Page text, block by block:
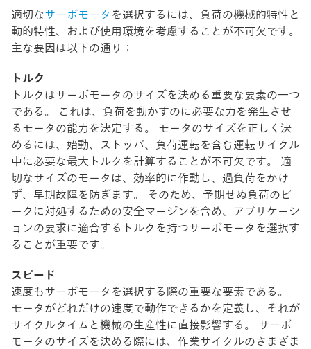
適切なサーボモータ を選択するには、負荷の機械的特性と
動的特性、および使用環境を考慮することが不可欠です。
主な要因は以下の通り：
トルク
トルクはサーボモータのサイズを決める重要な要素の一つ
である。 これは、負荷を動かすのに必要な力を発生させ
るモータの能力を決定する。 モータのサイズを正しく決
めるには、始動、ストッパ、負荷運転を含む運転サイクル
中に必要な最大トルクを計算することが不可欠です。 適
切なサイズのモータは、効率的に作動し、過負荷をかけ
ず、早期故障を防ぎます。 そのため、予期せぬ負荷のピ
ークに対処するための安全マージンを含め、アプリケーシ
ョンの要求に適合するトルクを持つサーボモータを選択す
ることが重要です。
スピード
速度もサーボモータを選択する際の重要な要素である。
モータがどれだけの速度で動作できるかを定義し、それが
サイクルタイムと機械の生産性に直接影響する。 サーボ
モータのサイズを決める際には、作業サイクルのさまざま